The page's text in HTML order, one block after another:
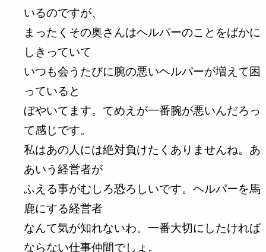
いるのですが、
まったくその奥さんはヘルパーのことをばかに
しきっていて
いつも会うたびに腕の悪いヘルパーが増えて困
っていると
ぼやいてます。てめえが一番腕が悪いんだろっ
て感じです。
私はあの人には絶対負けたくありませんね。あ
あいう経営者が
ふえる事がむしろ恐ろしいです。ヘルパーを馬
鹿にする経営者
なんて気が知れないわ。一番大切にしたければ
ならない仕事仲間でしょ。